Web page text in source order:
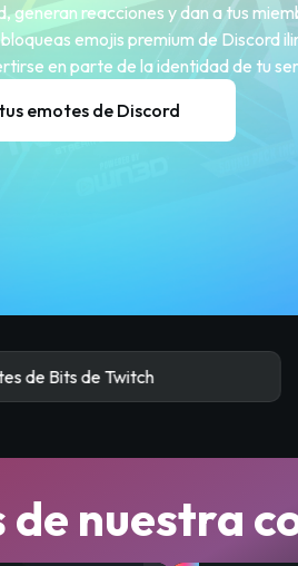
reacciones y dan a tus
emojis premium de Discord
en parte de la identidad de tu
emotes de Discord
de Bits de Twitch
nuestra